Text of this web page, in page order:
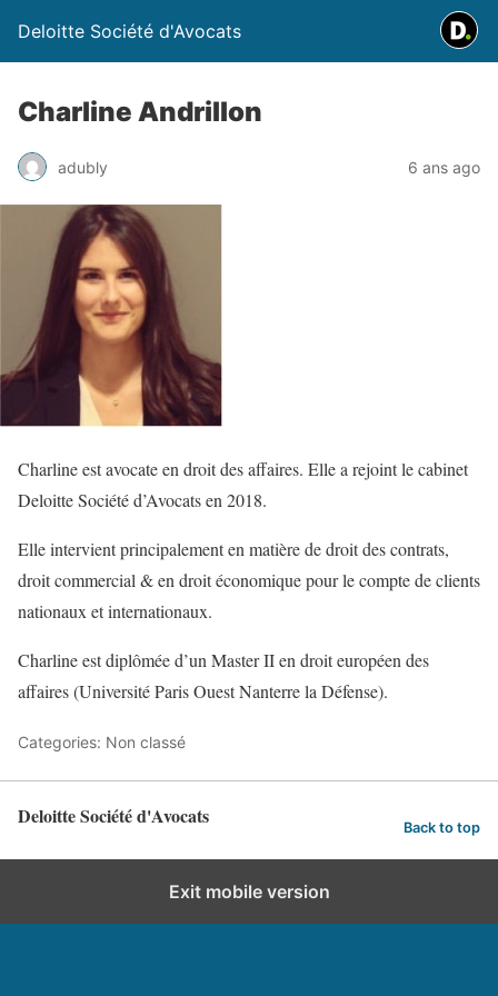
Deloitte Société d'Avocats
Charline Andrillon
adubly 6 ans ago
Charline est avocate en droit des affaires. Elle a rejoint le cabinet
Deloitte Société d’Avocats en 2018.
Elle intervient principalement en matière de droit des contrats,
droit commercial & en droit économique pour le compte de clients
nationaux et internationaux.
Charline est diplômée d’un Master II en droit européen des
affaires (Université Paris Ouest Nanterre la Défense).
Categories: Non classé
Deloitte Société d'Avocats Back to top
Exit mobile version